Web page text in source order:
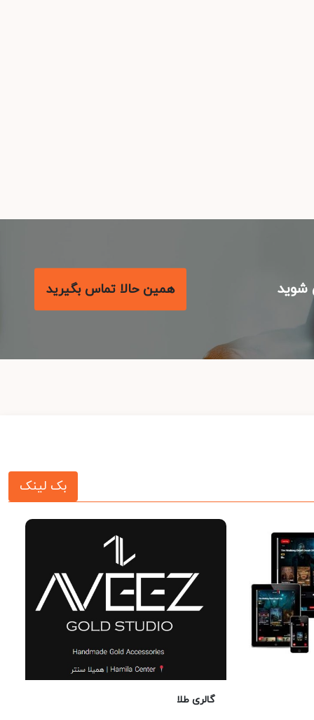
همین حالا تماس بگیرید
بک لینک
گالری طلا